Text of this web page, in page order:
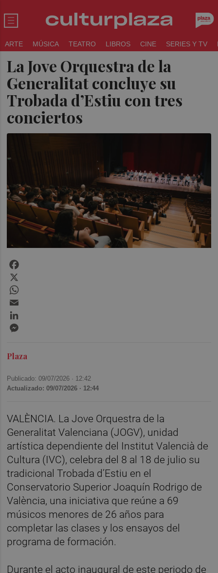
ARTE MÚSICA TEATRO LIBROS CINE SERIES Y TV
La Jove Orquestra de la
Generalitat concluye su
Trobada d’Estiu con tres
conciertos
Plaza
Publicado: 09/07/2026 · 12:42
Actualizado: 09/07/2026 · 12:44
VALÈNCIA. La Jove Orquestra de la
Generalitat Valenciana (JOGV), unidad
artística dependiente del Institut Valencià de
Cultura (IVC), celebra del 8 al 18 de julio su
tradicional Trobada d’Estiu en el
Conservatorio Superior Joaquín Rodrigo de
València, una iniciativa que reúne a 69
músicos menores de 26 años para
completar las clases y los ensayos del
programa de formación.
Durante el acto inaugural de este periodo de